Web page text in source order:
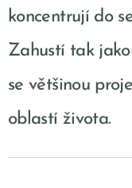
koncentrují do
Zahustí tak
se většinou
oblastí života.